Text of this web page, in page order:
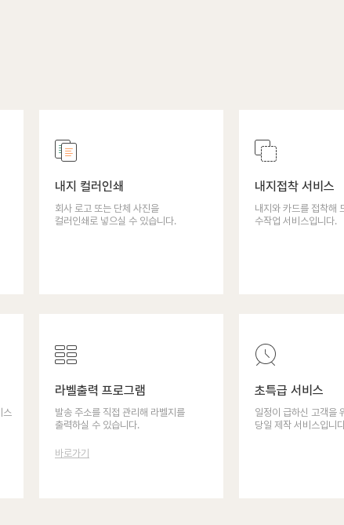
내지 컬러인쇄
회사 로고 또는 단체 사진을
컬러인쇄로 넣으실 수 있습니다.
내지접착 서비스
내지와 카드를 접착해
수작업 서비스입니다.
스
라벨출력 프로그램
발송 주소를 직접 관리해 라벨지를
출력하실 수 있습니다.
바로가기
초특급 서비스
일정이 급하신 고객을
당일 제작 서비스입니